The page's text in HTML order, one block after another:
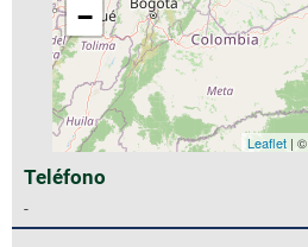
−
Leaflet| ©
Teléfono
-